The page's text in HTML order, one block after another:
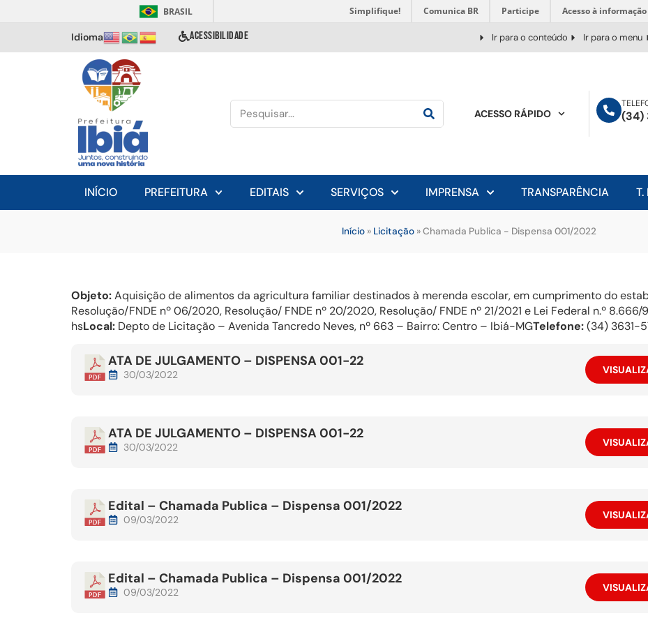
BRASIL Simplifique! Comunica BR Participe Acesso à informação
Idioma ACESSIBILIDADE Ir para o conteúdo Ir para o menu
ACESSO RÁPIDO (34)
INÍCIO PREFEITURA EDITAIS SERVIÇOS IMPRENSA TRANSPARÊNCIA T.
Início» Licitação»Chamada Publica - Dispensa 001/2022
Objeto:Aquisição de alimentos da agricultura familiar destinados à merenda escolar, em cumprimento do
Resolução/FNDE nº 06/2020, Resolução/ FNDE nº 20/2020, Resolução/ FNDE nº 21/2021 e Lei Federal n.º 8.666/
hsLocal: Depto de Licitação – Avenida Tancredo Neves, nº 663 – Bairro: Centro – Ibiá-MGTelefone:(34) 3631-
ATA DE JULGAMENTO – DISPENSA 001-22
30/03/2022
ATA DE JULGAMENTO – DISPENSA 001-22
30/03/2022
Edital – Chamada Publica – Dispensa 001/2022
09/03/2022
Edital – Chamada Publica – Dispensa 001/2022
09/03/2022